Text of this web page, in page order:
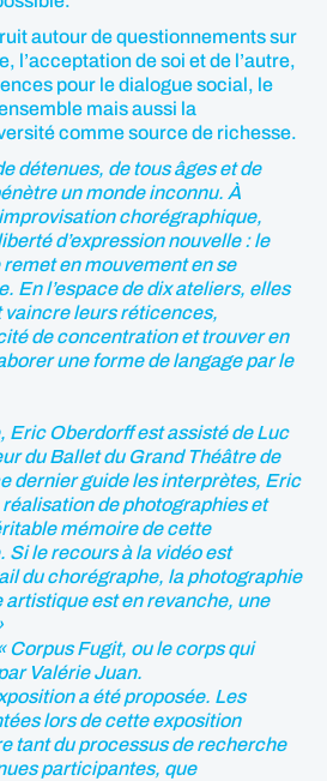
autour de questionnements sur
l’acceptation de soi et de l’autre,
pour le dialogue social, le
mais aussi la
comme source de richesse.
détenues, de tous âges et de
un monde inconnu. À
chorégraphique,
d’expression nouvelle : le
en mouvement en se
En l’espace de dix ateliers, elles
leurs réticences,
de concentration et trouver en
une forme de langage par le
Eric Oberdorff est assisté de Luc
du Ballet du Grand Théâtre de
dernier guide les interprètes, Eric
réalisation de photographies et
mémoire de cette
le recours à la vidéo est
du chorégraphe, la photographie
est en revanche, une
Corpus Fugit, ou le corps qui
Valérie Juan.
a été proposée. Les
lors de cette exposition
tant du processus de recherche
participantes, que